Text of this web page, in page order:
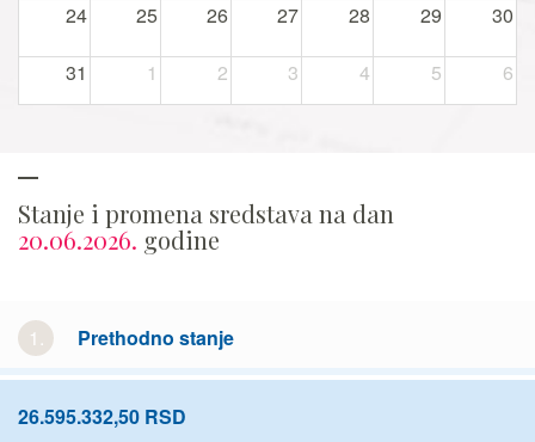
24 25 26 27 28 29 30
31 1 2 3 4 5 6
Stanje i promena sredstava na dan
20.06.2026. godine
1. Prethodno stanje
26.595.332,50 RSD